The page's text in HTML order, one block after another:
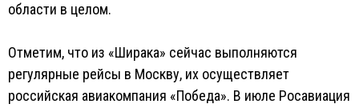
области в целом.
Отметим, что из «Ширака» сейчас выполняются
регулярные рейсы в Москву, их осуществляет
российская авиакомпания «Победа». В июле Росавиация